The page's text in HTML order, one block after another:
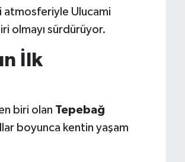
atmosferiyle Ulucami
olmayı sürdürüyor.
İlk
biri olan Tepebağ
boyunca kentin yaşam